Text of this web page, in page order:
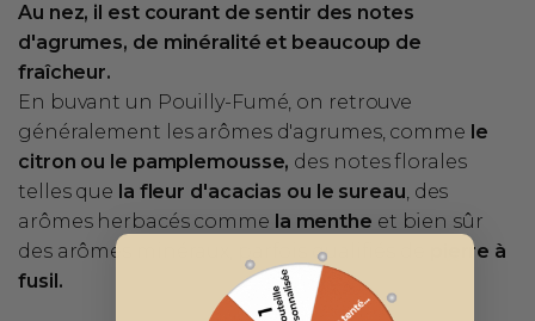
Au nez, il est courant de sentir des notes
d'agrumes, de minéralité et beaucoup de
fraîcheur.
En buvant un Pouilly-Fumé, on retrouve
généralement les arômes d'agrumes, comme le
citron ou le pamplemousse, des notes florales
telles que la fleur d'acacias ou le sureau, des
arômes herbacés comme la menthe et bien sûr
des arômes minéraux, parfois qualifiés de
pierre à
fusil.